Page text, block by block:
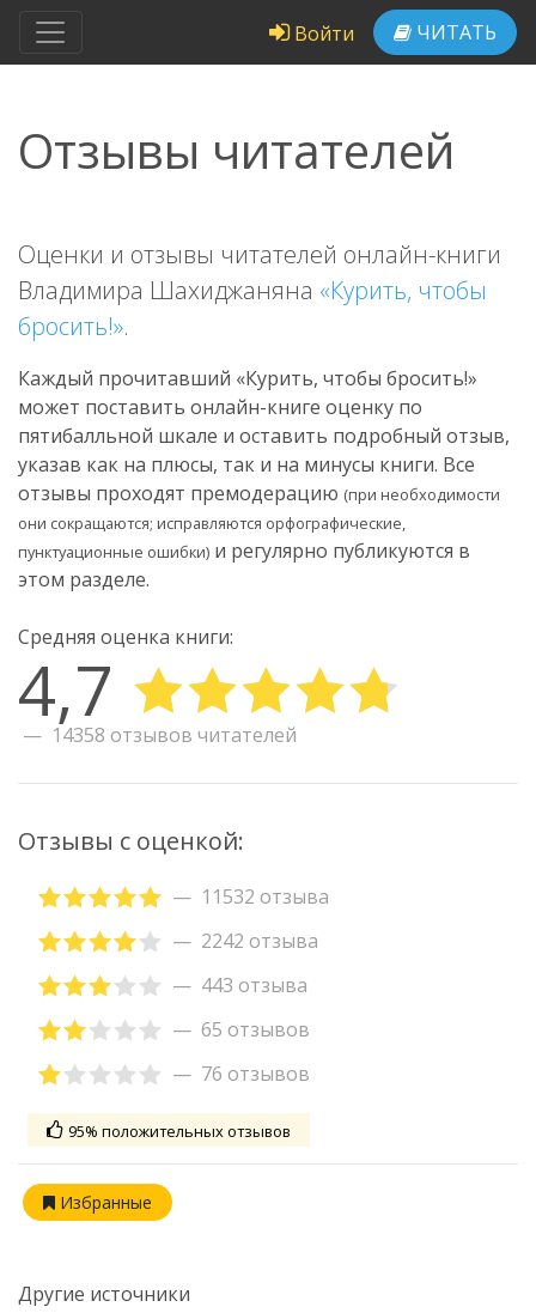
Войти ЧИТАТЬ
Отзывы читателей
Оценки и отзывы читателей онлайн-книги
Владимира Шахиджаняна «Курить, чтобы
бросить!».
Каждый прочитавший «Курить, чтобы бросить!»
может поставить онлайн-книге оценку по
пятибалльной шкале и оставить подробный отзыв,
указав как на плюсы, так и на минусы книги. Все
отзывы проходят премодерацию (при необходимости
они сокращаются; исправляются орфографические,
пунктуационные ошибки) и регулярно публикуются в
этом разделе.
Средняя оценка книги:
4,7
14358 отзывов читателей
Отзывы с оценкой:
11532 отзыва
2242 отзыва
443 отзыва
65 отзывов
76 отзывов
95% положительных отзывов
Избранные
Другие источники